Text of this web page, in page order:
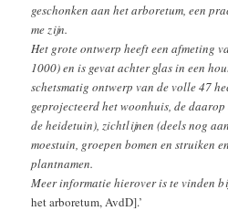
geschonken aan het arboretum, een
me zijn.
Het grote ontwerp heeft een afmeting
1000) en is gevat achter glas in een
schetsmatig ontwerp van de volle 47
geprojecteerd het woonhuis, de
de heidetuin), zichtlijnen (deels nog
moestuin, groepen bomen en struiken
plantnamen.
Meer informatie hierover is te vinden
het arboretum, AvdD].’